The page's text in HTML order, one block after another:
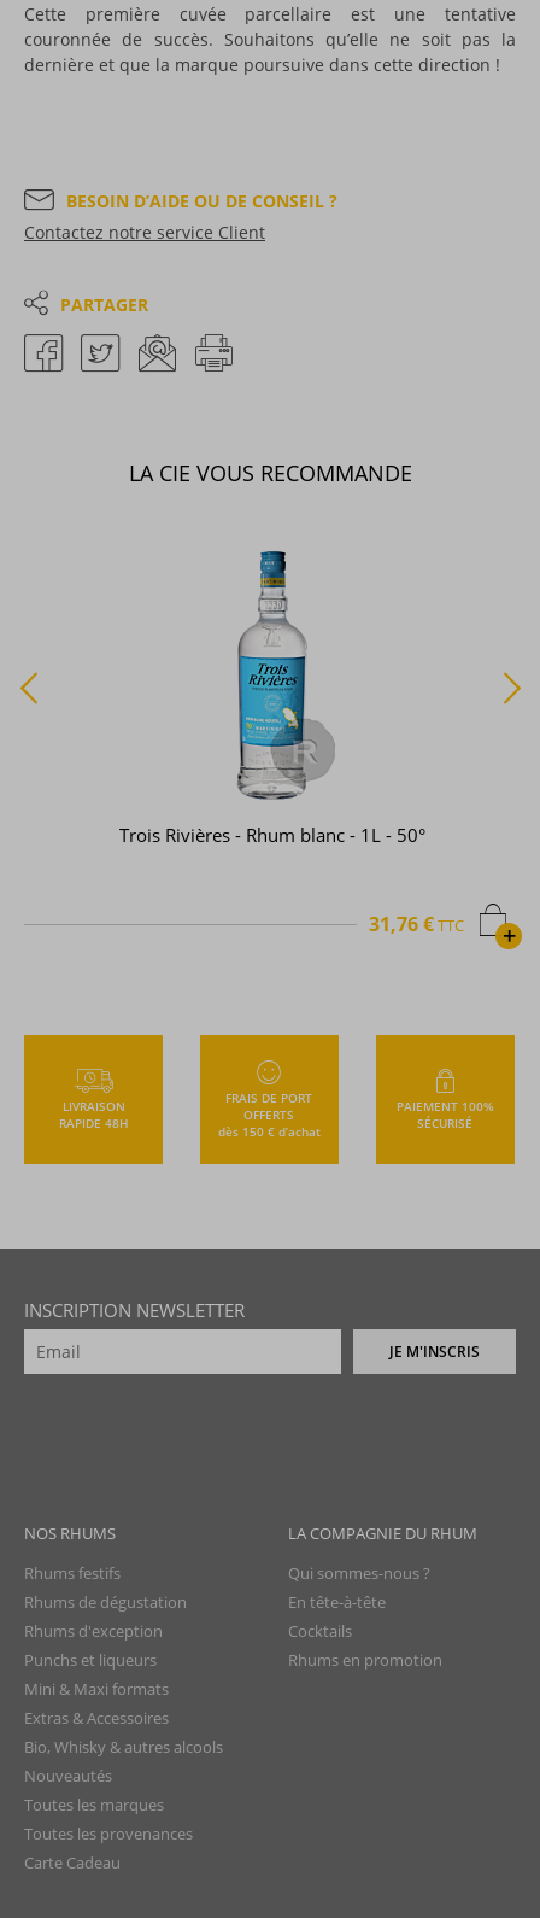
Cette première cuvée parcellaire est une tentative
couronnée de succès. Souhaitons qu’elle ne soit pas la
dernière et que la marque poursuive dans cette direction !
BESOIN D’AIDE OU DE CONSEIL ?
Contactez notre service Client
PARTAGER
LA CIE VOUS RECOMMANDE
Trois Rivières - Rhum blanc - 1L - 50°
+
31,76 €TTC
LIVRAISON
RAPIDE 48H
FRAIS DE PORT
OFFERTS
dès 150 € d’achat
PAIEMENT 100%
SÉCURISÉ
INSCRIPTION NEWSLETTER
JE M'INSCRIS
NOS RHUMS
Rhums festifs
Rhums de dégustation
Rhums d'exception
Punchs et liqueurs
Mini & Maxi formats
Extras & Accessoires
Bio, Whisky & autres alcools
Nouveautés
Toutes les marques
Toutes les provenances
Carte Cadeau
LA COMPAGNIE DU RHUM
Qui sommes-nous ?
En tête-à-tête
Cocktails
Rhums en promotion